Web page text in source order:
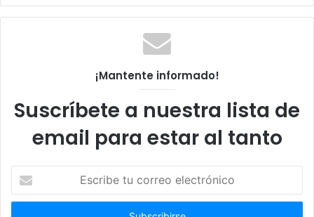
¡Mantente informado!
Suscríbete a nuestra lista de
email para estar al tanto
correo